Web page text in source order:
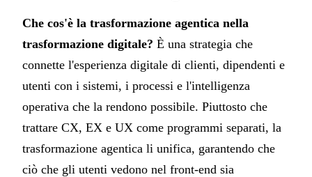
Che cos'è la trasformazione agentica nella
trasformazione digitale? È una strategia che
connette l'esperienza digitale di clienti, dipendenti e
utenti con i sistemi, i processi e l'intelligenza
operativa che la rendono possibile. Piuttosto che
trattare CX, EX e UX come programmi separati, la
trasformazione agentica li unifica, garantendo che
ciò che gli utenti vedono nel front-end sia